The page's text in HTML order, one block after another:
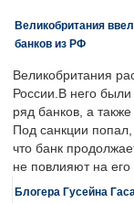
Великобритания
банков из РФ
Великобритания
России.В него
ряд банков, а
Под санкции
что банк
не повлияют на его
Блогера Гусейна